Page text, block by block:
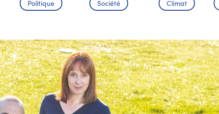
Politique Société Climat